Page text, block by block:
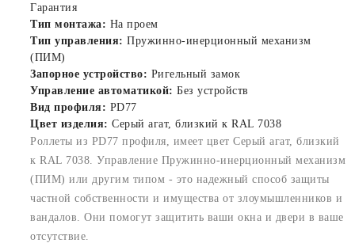
Гарантия
Тип монтажа: На проем
Тип управления: Пружинно-инерционный механизм
(ПИМ)
Запорное устройство: Ригельный замок
Управление автоматикой: Без устройств
Вид профиля: PD77
Цвет изделия: Серый агат, близкий к RAL 7038
Роллеты из PD77 профиля, имеет цвет Серый агат, близкий
к RAL 7038. Управление Пружинно-инерционный механизм
(ПИМ) или другим типом - это надежный способ защиты
частной собственности и имущества от злоумышленников и
вандалов. Они помогут защитить ваши окна и двери в ваше
отсутствие.